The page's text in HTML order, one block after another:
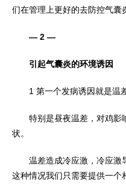
们在管理上更好的去防控气囊
— 2 —
引起气囊炎的环境诱因
1 第一个发病诱因就是温
特别是昼夜温差，对鸡影响
状。
温差造成冷应激，冷应激导
这种情况我们只需要提供一个